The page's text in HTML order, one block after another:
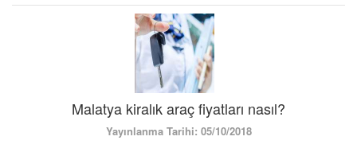
Malatya kiralık araç fiyatları nasıl?
Yayınlanma Tarihi: 05/10/2018